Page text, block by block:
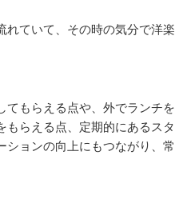
ていて、その時の気分で洋
もらえる点や、外でランチ
もらえる点、定期的にあるス
ョンの向上にもつながり、